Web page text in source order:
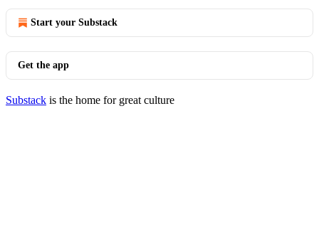
Start your Substack
Get the app
Substack is the home for great culture